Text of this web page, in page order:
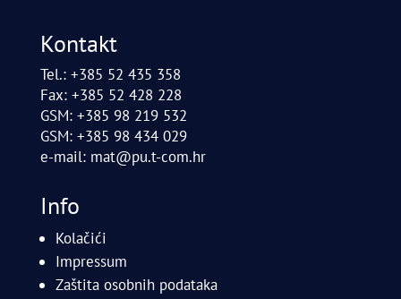
Kontakt
Tel.: +385 52 435 358
Fax: +385 52 428 228
GSM: +385 98 219 532
GSM: +385 98 434 029
e-mail: mat@pu.t-com.hr
Info
Kolačići
Impressum
Zaštita osobnih podataka